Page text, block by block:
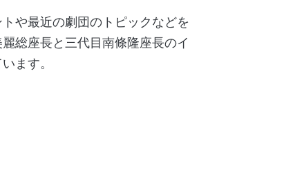
や最近の劇団のトピックなどを
総座長と三代目南條隆座長のイ
ます。